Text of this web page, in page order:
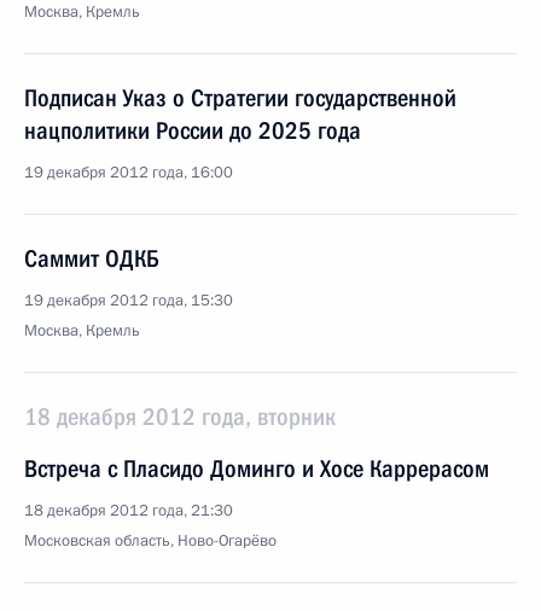
Москва, Кремль
Подписан Указ о Стратегии государственной
нацполитики России до 2025 года
19 декабря 2012 года, 16:00
Саммит ОДКБ
19 декабря 2012 года, 15:30
Москва, Кремль
18 декабря 2012 года, вторник
Встреча с Пласидо Доминго и Хосе Каррерасом
18 декабря 2012 года, 21:30
Московская область, Ново-Огарёво